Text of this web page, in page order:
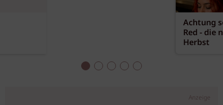
Achtung
Red - die
Herbst
Anzeige